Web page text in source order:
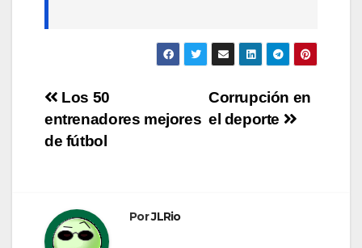
Navegación
de
Corrupción en
el deporte
Los 50
entrenadores mejores
de fútbol
PorJLRio